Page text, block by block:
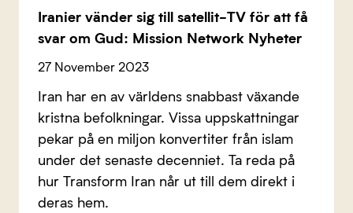
Iranier vänder sig till satellit-TV för att få
svar om Gud: Mission Network Nyheter
27 November 2023
Iran har en av världens snabbast växande
kristna befolkningar. Vissa uppskattningar
pekar på en miljon konvertiter från islam
under det senaste decenniet. Ta reda på
hur Transform Iran når ut till dem direkt i
deras hem.